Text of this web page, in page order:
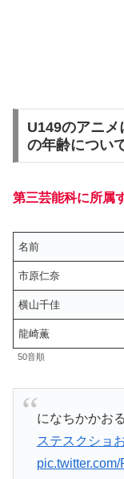
U149のアニ
の年齢につ
第三芸能科に所属
名前
市原仁奈
横山千佳
龍崎薫
50音順
になちかかお
ステスクショ